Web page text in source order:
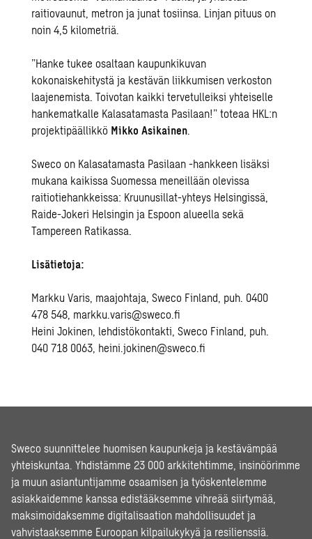
raitiovaunut, metron ja junat tosiinsa. Linjan pituus on
noin 4,5 kilometriä.
”Hanke tukee osaltaan kaupunkikuvan
kokonaiskehitystä ja kestävän liikkumisen verkoston
laajenemista. Toivotan kaikki tervetulleiksi yhteiselle
hankematkalle Kalasatamasta Pasilaan!” toteaa HKL:n
projektipäällikkö Mikko Asikainen.
Sweco on Kalasatamasta Pasilaan -hankkeen lisäksi
mukana kaikissa Suomessa meneillään olevissa
raitiotiehankkeissa: Kruunusillat-yhteys Helsingissä,
Raide-Jokeri Helsingin ja Espoon alueella sekä
Tampereen Ratikassa.
Lisätietoja:
Markku Varis, maajohtaja, Sweco Finland, puh. 0400
478 548, markku.varis@sweco.fi
Heini Jokinen, lehdistökontakti, Sweco Finland, puh.
040 718 0063, heini.jokinen@sweco.fi
Sweco suunnittelee huomisen kaupunkeja ja kestävämpää
yhteiskuntaa. Yhdistämme 23 000 arkkitehtimme, insinöörimme
ja muun asiantuntijamme osaamisen ja työskentelemme
asiakkaidemme kanssa edistääksemme vihreää siirtymää,
maksimoidaksemme digitalisaation mahdollisuudet ja
vahvistaaksemme Euroopan kilpailukykyä ja resilienssiä.